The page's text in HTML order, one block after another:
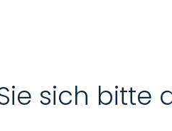
sich bitte